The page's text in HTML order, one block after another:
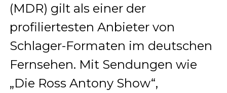
(MDR) gilt als einer der
profiliertesten Anbieter von
Schlager-Formaten im deutschen
Fernsehen. Mit Sendungen wie
„Die Ross Antony Show“,